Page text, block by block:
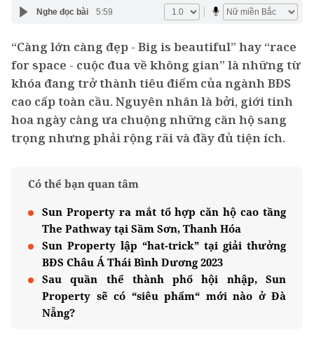
Nghe đọc bài 5:59
“Càng lớn càng đẹp - Big is beautiful” hay “race
for space - cuộc đua về không gian” là những từ
khóa đang trở thành tiêu điểm của ngành BĐS
cao cấp toàn cầu. Nguyên nhân là bởi, giới tinh
hoa ngày càng ưa chuộng những căn hộ sang
trọng nhưng phải rộng rãi và đầy đủ tiện ích.
Có thể bạn quan tâm
Sun Property ra mắt tổ hợp căn hộ cao tầng
The Pathway tại Sầm Sơn, Thanh Hóa
Sun Property lập “hat-trick” tại giải thưởng
BĐS Châu Á Thái Bình Dương 2023
Sau quần thể thành phố hội nhập, Sun
Property sẽ có “siêu phẩm“ mới nào ở Đà
Nẵng?